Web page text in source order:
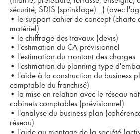
sécurité, SDIS (sprinklage)...) (avec
• le support cahier de concept (charte
matériel)
• le chiffrage des travaux (devis)
• l'estimation du CA prévisionnel
• l'estimation du montant des charges
• l'estimation du planning type
• l'aide à la construction du business
comptable du franchisé)
• la mise en relation avec le réseau
cabinets comptables (prévisionnel)
• l'analyse du business plan
réseau)
• l'aide au montage de la société